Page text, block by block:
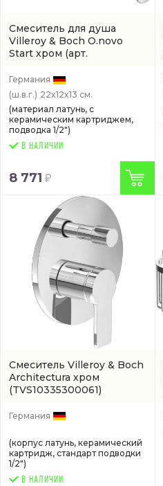
Смеситель для душа
Villeroy & Boch O.novo
Start хром (арт.
Германия
(ш.в.г.) 22x12x13 см.
(материал латунь, с
керамическим картриджем,
подводка 1/2")
В НАЛИЧИИ
8 771
Смеситель Villeroy & Boch
Architectura хром
(TVS10335300061)
Германия
(корпус латунь, керамический
картридж, стандарт подводки
1/2")
В НАЛИЧИИ